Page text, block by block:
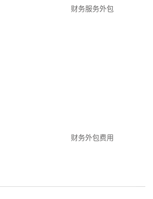
财务服务外包
财务外包费用